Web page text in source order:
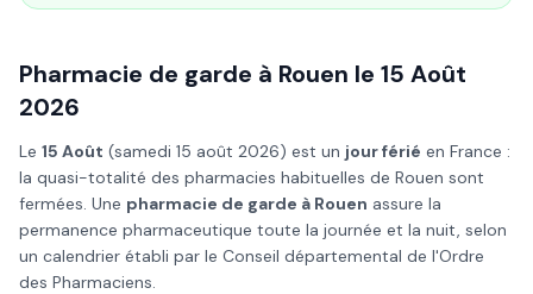
Pharmacie de garde à Rouen le 15 Août
2026
Le 15 Août (samedi 15 août 2026) est un jour férié en France :
la quasi-totalité des pharmacies habituelles de Rouen sont
fermées. Une pharmacie de garde à Rouen assure la
permanence pharmaceutique toute la journée et la nuit, selon
un calendrier établi par le Conseil départemental de l'Ordre
des Pharmaciens.